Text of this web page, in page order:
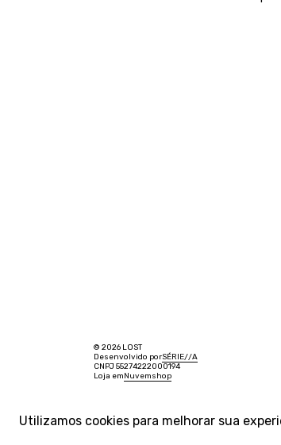
© 2026 LOST
Desenvolvido porSÉRIE//A
CNPJ 55274222000194
Loja emNuvemshop
Utilizamos cookies para melhorar sua